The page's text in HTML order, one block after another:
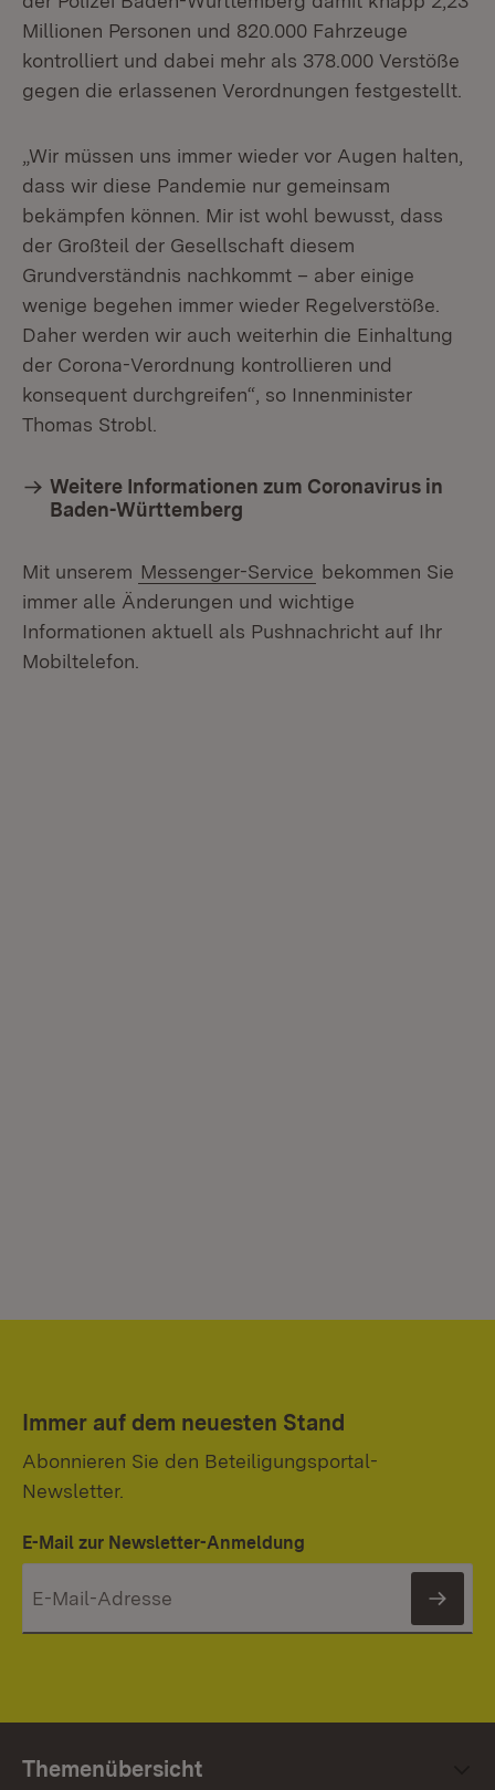
Millionen Personen und 820.000 Fahrzeuge
kontrolliert und dabei mehr als 378.000 Verstöße
gegen die erlassenen Verordnungen festgestellt.
„Wir müssen uns immer wieder vor Augen halten,
dass wir diese Pandemie nur gemeinsam
bekämpfen können. Mir ist wohl bewusst, dass
der Großteil der Gesellschaft diesem
Grundverständnis nachkommt – aber einige
wenige begehen immer wieder Regelverstöße.
Daher werden wir auch weiterhin die Einhaltung
der Corona-Verordnung kontrollieren und
konsequent durchgreifen“, so Innenminister
Thomas Strobl.
Weitere Informationen zum Coronavirus in
Baden-Württemberg
Mit unserem Messenger-Service bekommen Sie
immer alle Änderungen und wichtige
Informationen aktuell als Pushnachricht auf Ihr
Mobiltelefon.
Immer auf dem neuesten Stand
Abonnieren Sie den Beteiligungsportal-
Newsletter.
E-Mail zur Newsletter-Anmeldung
Themenübersicht